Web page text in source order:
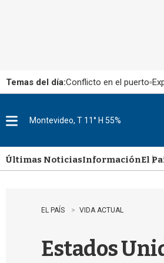
Temas del día:Conflicto en el puerto
u
Montevideo, T 11° H 55%
Últimas NoticiasInformaciónEl
EL PAÍS VIDA ACTUAL
Estados